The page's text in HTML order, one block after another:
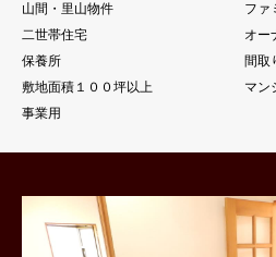
山間・里山物件
ファ
二世帯住宅
オー
保養所
間取
敷地面積１００坪以上
マン
事業用